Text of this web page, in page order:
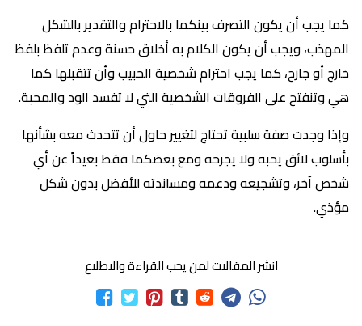
كما يجب أن يكون التصرف بينكما بالاحترام والتقدير بالشكل
المهذب، ويجب أن يكون الكلام به أخلاق حسنة وعدم تلفظ بلفظ
خارج أو جارح، كما يجب احترام شخصية الحبيب وأن تتقبلها كما
هي وتنفتح على الفروقات الشخصية التي لا تفسد الود والمحبة.
وإذا وجدت صفة سلبية تحتاج لتغيير حاول أن تتحدث معه بشأنها
بأسلوب لائق يحبه ولا يجرحه ومع بعضكما فقط بعيداً عن أي
شخص آخر، وتشجيعه ودعمه ومساندته للأفضل بدون شكل
مؤذي.
انشر المقالات لمن يحب القراءة والاطلاع